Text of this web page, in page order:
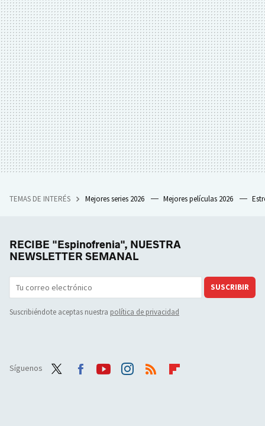
TEMAS DE INTERÉS Mejores series 2026 Mejores películas 2026
RECIBE "Espinofrenia", NUESTRA
NEWSLETTER SEMANAL
SUSCRIBIR
Suscribiéndote aceptas nuestra política de privacidad
Síguenos